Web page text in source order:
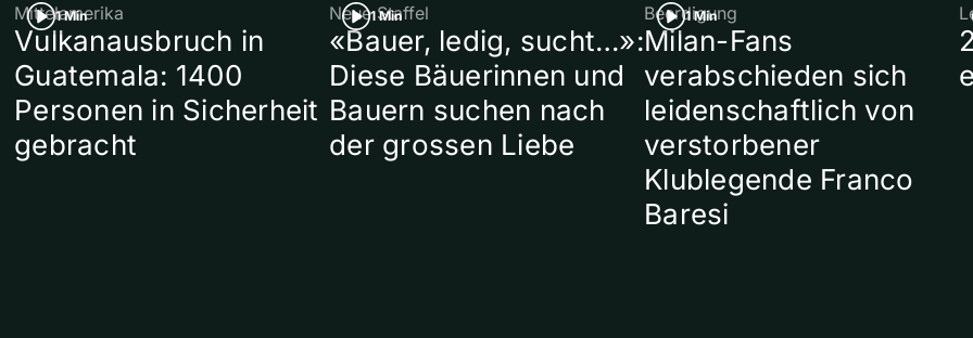
1 Min
Mittelamerika
Vulkanausbruch in
Guatemala: 1400
Personen in Sicherheit
gebracht
1 Min
Neue Staffel
«Bauer, ledig, sucht…»:
Diese Bäuerinnen und
Bauern suchen nach
der grossen Liebe
1 Min
Beerdigung
Milan-Fans
verabschieden sich
leidenschaftlich von
verstorbener
Klublegende Franco
Baresi